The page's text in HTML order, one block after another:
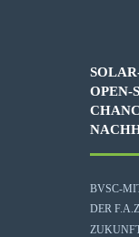
OPEN-
BVSC-
DER